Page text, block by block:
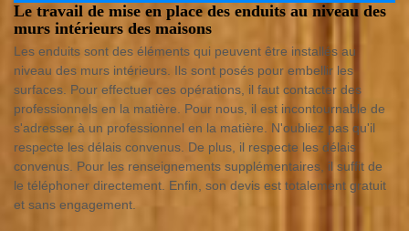
Le travail de mise en place des enduits au niveau des
murs intérieurs des maisons
Les enduits sont des éléments qui peuvent être installés au
niveau des murs intérieurs. Ils sont posés pour embellir les
surfaces. Pour effectuer ces opérations, il faut contacter des
professionnels en la matière. Pour nous, il est incontournable de
s'adresser à un professionnel en la matière. N'oubliez pas qu'il
respecte les délais convenus. De plus, il respecte les délais
convenus. Pour les renseignements supplémentaires, il suffit de
le téléphoner directement. Enfin, son devis est totalement gratuit
et sans engagement.